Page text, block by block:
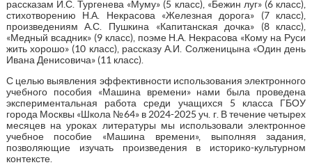
рассказам И.С. Тургенева «Муму» (5 класс), «Бежин луг» (6 класс),
стихотворению Н.А. Некрасова «Железная дорога» (7 класс),
произведениям А.С. Пушкина «Капитанская дочка» (8 класс),
«Медный всадник» (9 класс), поэме Н.А. Некрасова «Кому на Руси
жить хорошо» (10 класс), рассказу А.И. Солженицына «Один день
Ивана Денисовича» (11 класс).
С целью выявления эффективности использования электронного
учебного пособия «Машина времени» нами была проведена
экспериментальная работа среди учащихся 5 класса ГБОУ
города Москвы «Школа №64» в 2024-2025 уч. г. В течение четырех
месяцев на уроках литературы мы использовали электронное
учебное пособие «Машина времени», выполняя задания,
позволяющие изучать произведения в историко-культурном
контексте.